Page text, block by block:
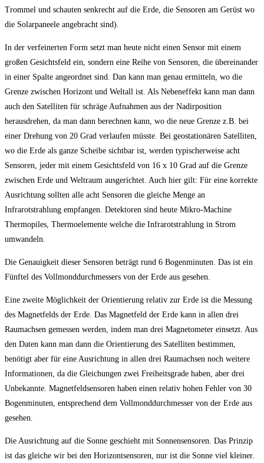
Trommel und schauten senkrecht auf die Erde, die Sensoren am Gerüst wo
die Solarpaneele angebracht sind).
In der verfeinerten Form setzt man heute nicht einen Sensor mit einem
großen Gesichtsfeld ein, sondern eine Reihe von Sensoren, die übereinander
in einer Spalte angeordnet sind. Dan kann man genau ermitteln, wo die
Grenze zwischen Horizont und Weltall ist. Als Nebeneffekt kann man dann
auch den Satelliten für schräge Aufnahmen aus der Nadirposition
herausdrehen, da man dann berechnen kann, wo die neue Grenze z.B. bei
einer Drehung von 20 Grad verlaufen müsste. Bei geostationären Satelliten,
wo die Erde als ganze Scheibe sichtbar ist, werden typischerweise acht
Sensoren, jeder mit einem Gesichtsfeld von 16 x 10 Grad auf die Grenze
zwischen Erde und Weltraum ausgerichtet. Auch hier gilt: Für eine korrekte
Ausrichtung sollten alle acht Sensoren die gleiche Menge an
Infrarotstrahlung empfangen. Detektoren sind heute Mikro-Machine
Thermopiles, Thermoelemente welche die Infrarotstrahlung in Strom
umwandeln.
Die Genauigkeit dieser Sensoren beträgt rund 6 Bogenminuten. Das ist ein
Fünftel des Vollmonddurchmessers von der Erde aus gesehen.
Eine zweite Möglichkeit der Orientierung relativ zur Erde ist die Messung
des Magnetfelds der Erde. Das Magnetfeld der Erde kann in allen drei
Raumachsen gemessen werden, indem man drei Magnetometer einsetzt. Aus
den Daten kann man dann die Orientierung des Satelliten bestimmen,
benötigt aber für eine Ausrichtung in allen drei Raumachsen noch weitere
Informationen, da die Gleichungen zwei Freiheitsgrade haben, aber drei
Unbekannte. Magnetfeldsensoren haben einen relativ hohen Fehler von 30
Bogenminuten, entsprechend dem Vollmonddurchmesser von der Erde aus
gesehen.
Die Ausrichtung auf die Sonne geschieht mit Sonnensensoren. Das Prinzip
ist das gleiche wir bei den Horizontsensoren, nur ist die Sonne viel kleiner.